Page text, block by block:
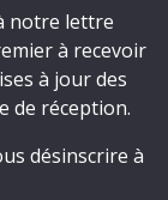
notre lettre
à recevoir
à jour des
de réception.
désinscrire à